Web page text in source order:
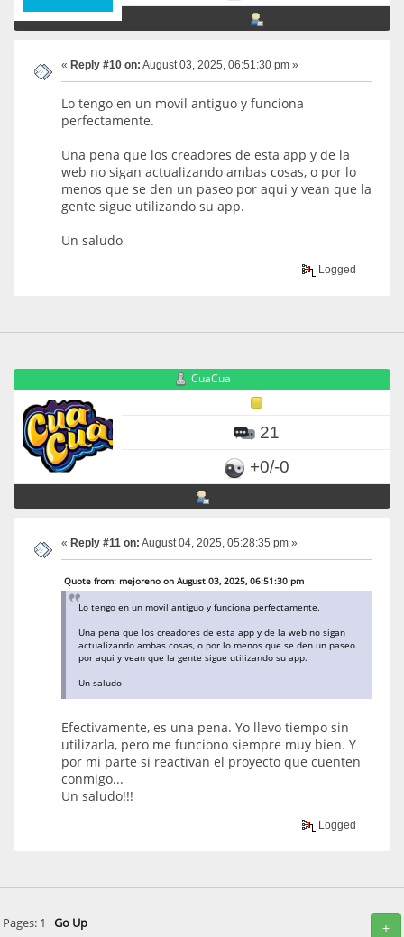
« Reply #10 on: August 03, 2025, 06:51:30 pm »
Lo tengo en un movil antiguo y funciona
perfectamente.
Una pena que los creadores de esta app y de la
web no sigan actualizando ambas cosas, o por lo
menos que se den un paseo por aqui y vean que la
gente sigue utilizando su app.
Un saludo
Logged
CuaCua
21
+0/-0
« Reply #11 on: August 04, 2025, 05:28:35 pm »
Quote from: mejoreno on August 03, 2025, 06:51:30 pm
Lo tengo en un movil antiguo y funciona perfectamente.
Una pena que los creadores de esta app y de la web no sigan
actualizando ambas cosas, o por lo menos que se den un paseo
por aqui y vean que la gente sigue utilizando su app.
Un saludo
Efectivamente, es una pena. Yo llevo tiempo sin
utilizarla, pero me funciono siempre muy bien. Y
por mi parte si reactivan el proyecto que cuenten
conmigo...
Un saludo!!!
Logged
+
Pages: 1 Go Up